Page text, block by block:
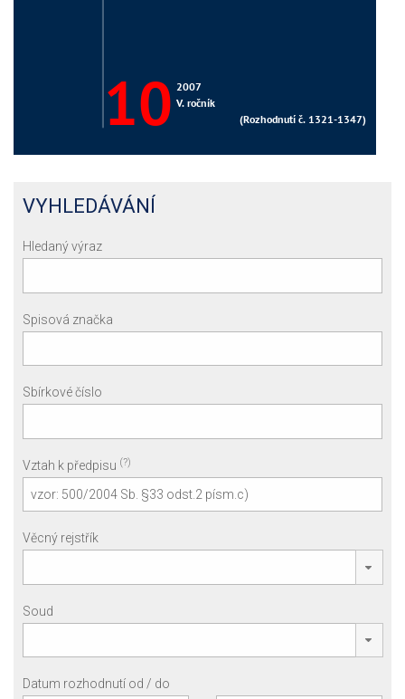
VYHLEDÁVÁNÍ
Hledaný výraz
Spisová značka
Sbírkové číslo
Vztah k předpisu (?)
Věcný rejstřík
Soud
Datum rozhodnutí od / do